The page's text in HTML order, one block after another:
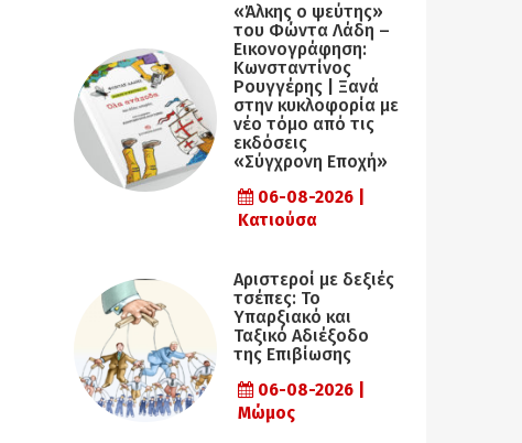
«Άλκης ο ψεύτης»
του Φώντα Λάδη –
Εικονογράφηση:
Κωνσταντίνος
Ρουγγέρης | Ξανά
στην κυκλοφορία με
νέο τόμο από τις
εκδόσεις
«Σύγχρονη Εποχή»
06-08-2026 |
Κατιούσα
Αριστεροί με δεξιές
τσέπες: Το
Υπαρξιακό και
Ταξικό Αδιέξοδο
της Επιβίωσης
06-08-2026 |
Μώμος